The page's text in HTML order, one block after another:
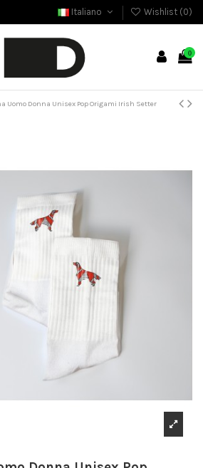
Italiano Wishlist (0)
0
Uomo Donna Unisex Pop Origami Irish Setter